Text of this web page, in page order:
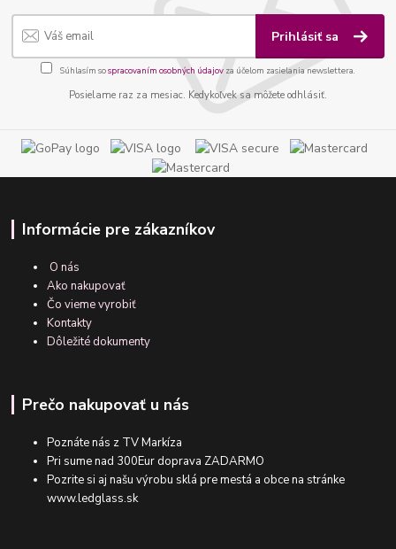
Prihlásiť sa
Súhlasím sospracovaním osobných údajov za účelom zasielania newslettera.
Posielame raz za mesiac. Kedykoľvek sa môžete odhlásiť.
Informácie pre zákazníkov
O nás
Ako nakupovať
Čo vieme vyrobiť
Kontakty
Dôležité dokumenty
Prečo nakupovať u nás
Poznáte nás z TV Markíza
Pri sume nad 300Eur doprava ZADARMO
Pozrite si aj našu výrobu sklá pre mestá a obce na stránke
www.ledglass.sk